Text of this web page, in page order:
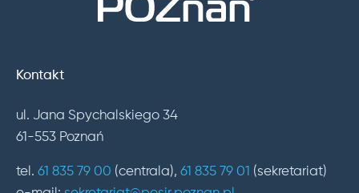
Kontakt
ul. Jana Spychalskiego 34
61-553 Poznań
tel. 61 835 79 00 (centrala), 61 835 79 01 (sekretariat)